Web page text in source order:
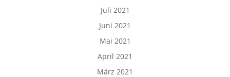
Juli 2021
Juni 2021
Mai 2021
April 2021
März 2021